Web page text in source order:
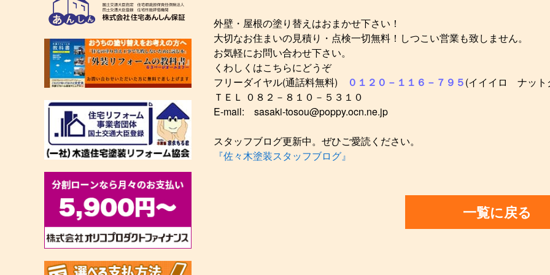
外壁・屋根の塗り替えはおまかせ下さい！
大切なお住まいの見積り・点検一切無料！しつこい営業も致しません。
お気軽にお問い合わせ下さい。
くわしくはこちらにどうぞ
フリーダイヤル(通話料無料)
０１２０－１１６－７９５(イイイロ ナット
ＴＥＬ ０８２－８１０－５３１０
E-mail: sasaki-tosou@poppy.ocn.ne.jp
スタッフブログ更新中。ぜひご愛読ください。
『佐々木塗装スタッフブログ』
一覧に戻る